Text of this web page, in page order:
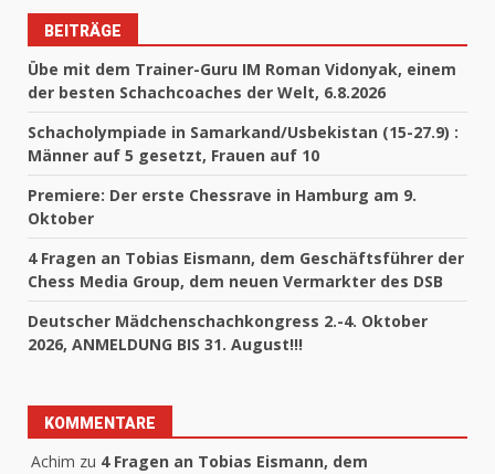
BEITRÄGE
Übe mit dem Trainer-Guru IM Roman Vidonyak, einem
der besten Schachcoaches der Welt, 6.8.2026
Schacholympiade in Samarkand/Usbekistan (15-27.9) :
Männer auf 5 gesetzt, Frauen auf 10
Premiere: Der erste Chessrave in Hamburg am 9.
Oktober
4 Fragen an Tobias Eismann, dem Geschäftsführer der
Chess Media Group, dem neuen Vermarkter des DSB
Deutscher Mädchenschachkongress 2.-4. Oktober
2026, ANMELDUNG BIS 31. August!!!
KOMMENTARE
Achim zu 4 Fragen an Tobias Eismann, dem